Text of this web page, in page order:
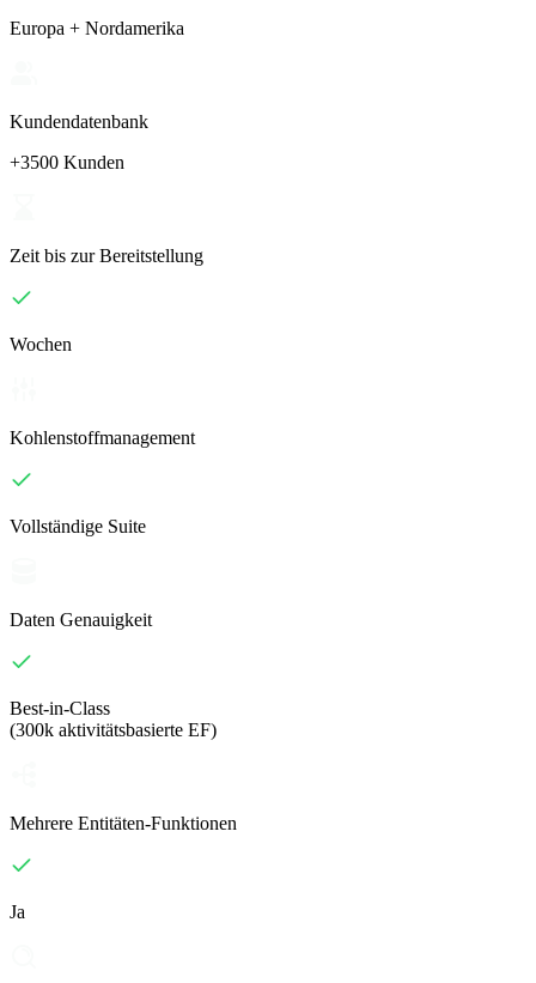
Europa + Nordamerika
Kundendatenbank
+3500 Kunden
Zeit bis zur Bereitstellung
Wochen
Kohlenstoffmanagement
Vollständige Suite
Daten Genauigkeit
Best-in-Class
(300k aktivitätsbasierte EF)
Mehrere Entitäten-Funktionen
Ja